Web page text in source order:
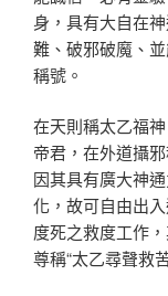
身，具有大自在
難、破邪破魔、
稱號。
在天則稱太乙福
帝君，在外道攝
因其具有廣大神
化，故可自由出
度死之救度工作
尊稱“太乙尋聲救